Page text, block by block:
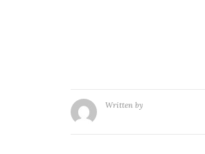
Written by